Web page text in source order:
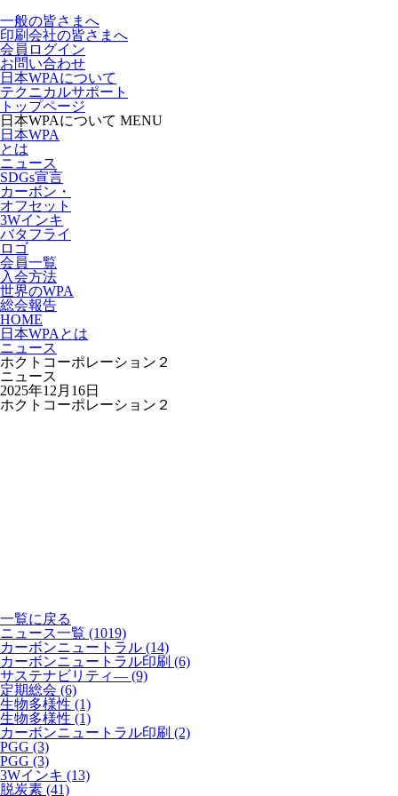
一般の皆さまへ
印刷会社の皆さまへ
会員ログイン
お問い合わせ
日本WPAについて
テクニカルサポート
トップページ
日本WPAについて MENU
日本WPA
とは
ニュース
SDGs宣言
カーボン・
オフセット
3Wインキ
バタフライ
ロゴ
会員一覧
入会方法
世界のWPA
総会報告
HOME
日本WPAとは
ニュース
ホクトコーポレーション２
ニュース
2025年12月16日
ホクトコーポレーション２
一覧に戻る
ニュース一覧 (1019)
カーボンニュートラル (14)
カーボンニュートラル印刷 (6)
サステナビリティ― (9)
定期総会 (6)
生物多様性 (1)
生物多様性 (1)
カーボンニュートラル印刷 (2)
PGG (3)
PGG (3)
3Wインキ (13)
脱炭素 (41)